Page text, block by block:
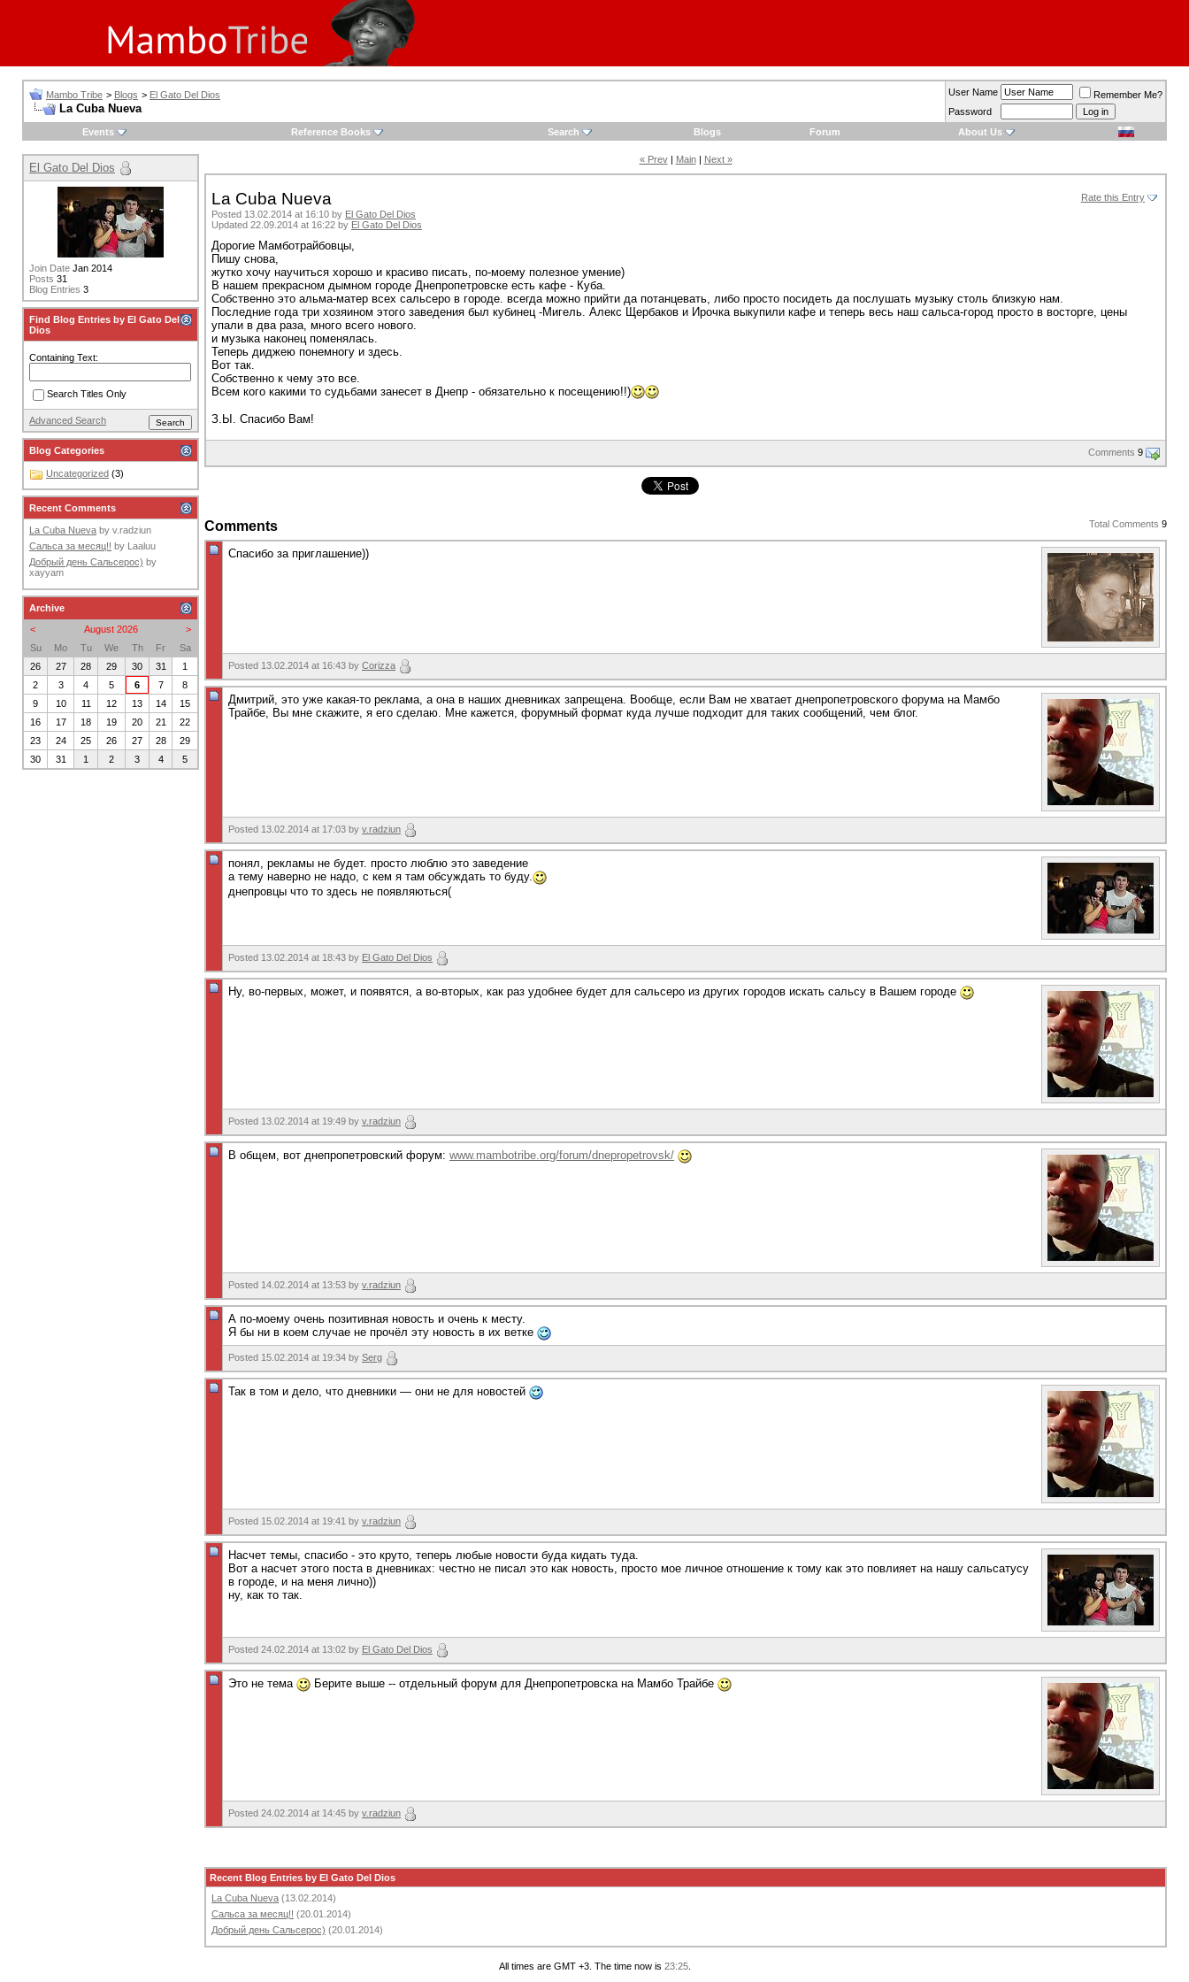
Mambo Tribe > Blogs > El Gato Del Dios
La Cuba Nueva
User Name
Remember Me?
Password
Events
Reference Books Search Blogs Forum About Us
« Prev| Main| Next »
Rate this Entry
La Cuba Nueva
Posted 13.02.2014 at 16:10 by El Gato Del Dios
Updated 22.09.2014 at 16:22 by El Gato Del Dios
Дорогие Мамботрайбовцы,
Пишу снова,
жутко хочу научиться хорошо и красиво писать, по-моему полезное умение)
В нашем прекрасном дымном городе Днепропетровске есть кафе - Куба.
Собственно это альма-матер всех сальсеро в городе. всегда можно прийти да потанцевать, либо просто посидеть да послушать музыку столь близкую нам.
Последние года три хозяином этого заведения был кубинец -Мигель. Алекс Щербаков и Ирочка выкупили кафе и теперь весь наш сальса-город просто в восторге, цены
упали в два раза, много всего нового.
и музыка наконец поменялась.
Теперь диджею понемногу и здесь.
Вот так.
Собственно к чему это все.
Всем кого какими то судьбами занесет в Днепр - обязательно к посещению!!)
З.Ы. Спасибо Вам!
Comments 9
Total Comments 9
Comments
Спасибо за приглашение))
Posted 13.02.2014 at 16:43 by Corizza
Дмитрий, это уже какая-то реклама, а она в наших дневниках запрещена. Вообще, если Вам не хватает днепропетровского форума на Мамбо
Трайбе, Вы мне скажите, я его сделаю. Мне кажется, форумный формат куда лучше подходит для таких сообщений, чем блог.
Posted 13.02.2014 at 17:03 by v.radziun
понял, рекламы не будет. просто люблю это заведение
а тему наверно не надо, с кем я там обсуждать то буду.
днепровцы что то здесь не появляються(
Posted 13.02.2014 at 18:43 by El Gato Del Dios
Ну, во-первых, может, и появятся, а во-вторых, как раз удобнее будет для сальсеро из других городов искать сальсу в Вашем городе
Posted 13.02.2014 at 19:49 by v.radziun
В общем, вот днепропетровский форум: www.mambotribe.org/forum/dnepropetrovsk/
Posted 14.02.2014 at 13:53 by v.radziun
А по-моему очень позитивная новость и очень к месту.
Я бы ни в коем случае не прочёл эту новость в их ветке
Posted 15.02.2014 at 19:34 by Serg
Так в том и дело, что дневники — они не для новостей
Posted 15.02.2014 at 19:41 by v.radziun
Насчет темы, спасибо - это круто, теперь любые новости буда кидать туда.
Вот а насчет этого поста в дневниках: честно не писал это как новость, просто мое личное отношение к тому как это повлияет на нашу сальсатусу
в городе, и на меня лично))
ну, как то так.
Posted 24.02.2014 at 13:02 by El Gato Del Dios
Это не тема Берите выше -- отдельный форум для Днепропетровска на Мамбо Трайбе
Posted 24.02.2014 at 14:45 by v.radziun
Recent Blog Entries by El Gato Del Dios
La Cuba Nueva (13.02.2014)
Сальса за месяц!! (20.01.2014)
Добрый день Сальсерос) (20.01.2014)
El Gato Del Dios
Join Date Jan 2014
Posts 31
Blog Entries 3
Find Blog Entries by El Gato Del
Dios
Containing Text:
Search Titles Only
Advanced Search
Blog Categories
Uncategorized (3)
Recent Comments
La Cuba Nueva by v.radziun
Сальса за месяц!! by Laaluu
Добрый день Сальсерос) by
xayyam
Archive
<
>
August 2026
Su
Mo Tu We Th Fr
Sa
26
27 28 29 30 31
1
2
3 4 5 6 7
8
9
10 11 12 13 14
15
16
17 18 19 20 21
22
23
24 25 26 27 28
29
30
31 1 2 3 4 5
All times are GMT +3. The time now is 23:25.